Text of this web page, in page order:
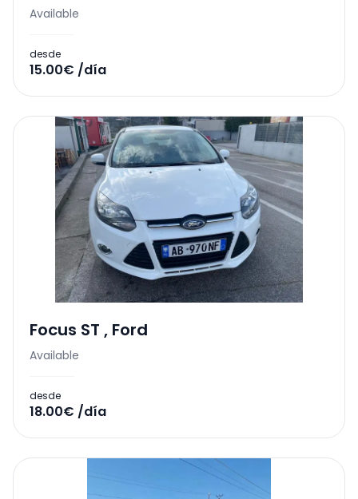
Available
desde
15.00€ /día
Focus ST , Ford
Available
desde
18.00€ /día